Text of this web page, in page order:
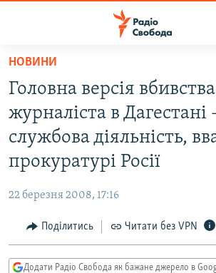
Перейти
основного
матеріалу
Перейти
до
основної
Перейти
пошуку
РАДІО СВОБОДА – 70 РОКІВ
СТАТТІ
СУСПІЛЬСТВО
КУЛЬТУРА
СПОРТ
ДОНБАС.РЕАЛІЇ
КРИМ.РЕАЛІЇ
ТИ ЯК?
НОВИНИ
Головна версія
журналіста в Дагестані
службова діяльність,
прокуратурі Росії
22 березня 2008, 17:16
Поділитись Читати без VPN
Додати Радіо Свобода як бажане джерело в